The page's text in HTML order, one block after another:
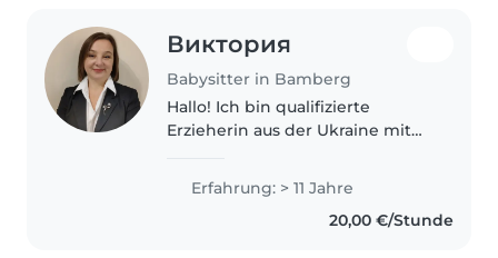
Виктория
Babysitter in Bamberg
Hallo! Ich bin qualifizierte
Erzieherin aus der Ukraine mit
Welt durch die Augen der
Kinder zu sehen und mit ihnen
aktiv zu sein. Ich bin sehr
Erfahrung: > 11 Jahre
20,00 €/Stunde